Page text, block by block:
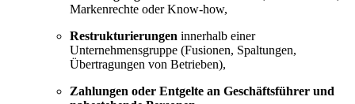
Markenrechte oder Know-how,
Restrukturierungen innerhalb einer
Unternehmensgruppe (Fusionen, Spaltungen,
Übertragungen von Betrieben),
Zahlungen oder Entgelte an Geschäftsführer und